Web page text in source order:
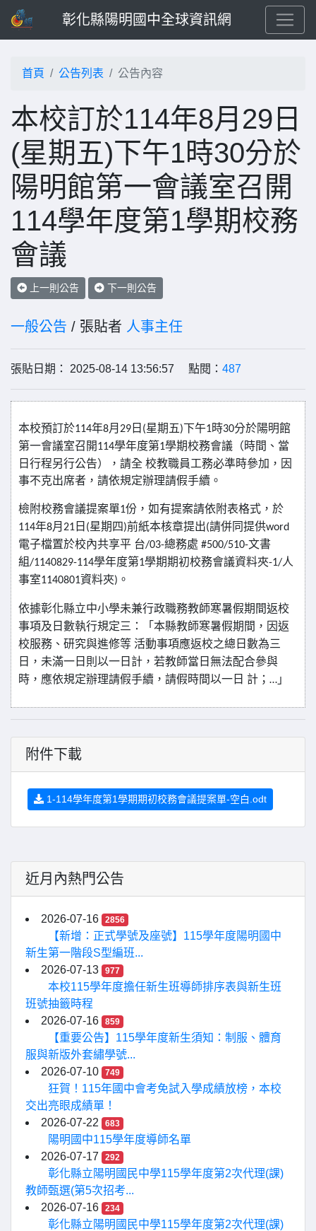
彰化縣陽明國中全球資訊網
首頁 公告列表 公告內容
本校訂於114年8月29日
(星期五)下午1時30分於
陽明館第一會議室召開
114學年度第1學期校務
會議
上一則公告 下一則公告
一般公告 / 張貼者 人事主任
張貼日期： 2025-08-14 13:56:57 點閱： 487
本校預訂於114年8月 29 日 (星期五)下午1時30分於陽明館
第一會議室召開114學年度第1學期校務會議（時間、當
日行程另行公告），請全 校教職員工務必準時參加，因
事不克出席者，請依規定辦理請假手續。
檢附校務會議提案單1份，如有提案請依附表格式，於
114年8月 21 日 (星期四)前紙本核章提出(請併同提供word
電子檔置於校內共享平 台/03-總務處 #500/510-文書
組/1140829-114學年度第1學期期初校務會議資料夾-1/人
事室1140801資料夾) 。
依據彰化縣立中小學未兼行政職務教師寒暑假期間返校
事項及日數執行規定三：「本縣教師寒暑假期間，因返
校服務、研究與進修等 活動事項應返校之總日數為三
日，未滿一日則以一日計，若教師當日無法配合參與
時，應依規定辦理請假手續，請假時間以一日 計； … 」
附件下載
1-114學年度第1學期期初校務會議提案單-空白.odt
近月內熱門公告
2026-07-16 2856
【新增：正式學號及座號】115學年度陽明國中
新生第一階段S型編班...
2026-07-13
977
本校115學年度擔任新生班導師排序表與新生班
班號抽籤時程
2026-07-16
859
【重要公告】115學年度新生須知：制服、體育
服與新版外套繡學號...
2026-07-10
749
狂賀！115年國中會考免試入學成績放榜，本校
交出亮眼成績單！
2026-07-22
683
陽明國中115學年度導師名單
2026-07-17
292
彰化縣立陽明國民中學115學年度第2次代理(課)
教師甄選(第5次招考...
2026-07-16
234
彰化縣立陽明國民中學115學年度第2次代理(課)